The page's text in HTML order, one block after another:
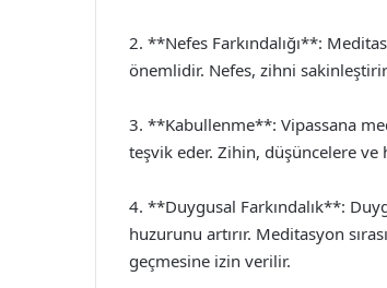
2. **Nefes Farkındalığı**:
önemlidir. Nefes, zihni
3. **Kabullenme**: Vipassana
teşvik eder. Zihin, düşüncelere
4. **Duygusal Farkındalık**:
huzurunu artırır. Meditasyon
geçmesine izin verilir.